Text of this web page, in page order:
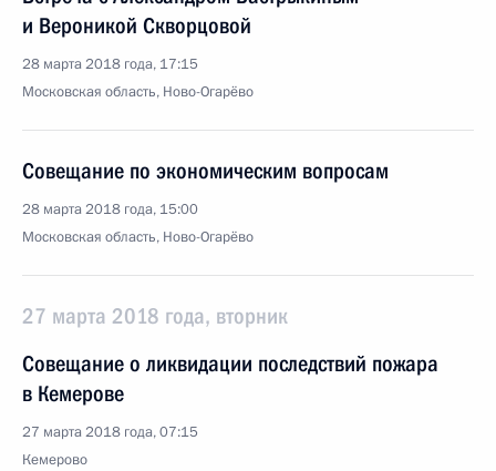
и Вероникой Скворцовой
28 марта 2018 года, 17:15
Московская область, Ново-Огарёво
Совещание по экономическим вопросам
28 марта 2018 года, 15:00
Московская область, Ново-Огарёво
27 марта 2018 года, вторник
Совещание о ликвидации последствий пожара
в Кемерове
27 марта 2018 года, 07:15
Кемерово